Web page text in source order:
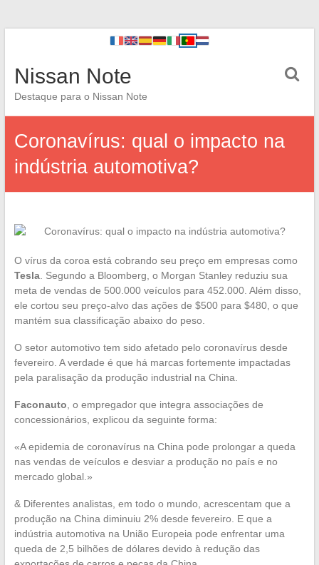
Nissan Note
Destaque para o Nissan Note
Coronavírus: qual o impacto na
indústria automotiva?
O vírus da coroa está cobrando seu preço em empresas como
Tesla. Segundo a Bloomberg, o Morgan Stanley reduziu sua
meta de vendas de 500.000 veículos para 452.000. Além disso,
ele cortou seu preço-alvo das ações de $500 para $480, o que
mantém sua classificação abaixo do peso.
O setor automotivo tem sido afetado pelo coronavírus desde
fevereiro. A verdade é que há marcas fortemente impactadas
pela paralisação da produção industrial na China.
Faconauto , o empregador que integra associações de
concessionários, explicou da seguinte forma:
«A epidemia de coronavírus na China pode prolongar a queda
nas vendas de veículos e desviar a produção no país e no
mercado global.»
& Diferentes analistas, em todo o mundo, acrescentam que a
produção na China diminuiu 2% desde fevereiro. E que a
indústria automotiva na União Europeia pode enfrentar uma
queda de 2,5 bilhões de dólares devido à redução das